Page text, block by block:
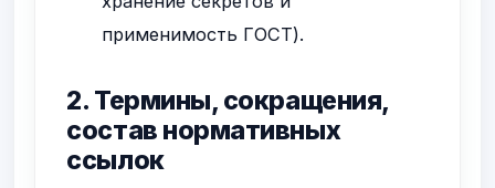
применимость ГОСТ).
2. Термины, сокращения,
состав нормативных
ссылок